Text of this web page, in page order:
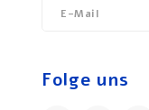
Folge uns